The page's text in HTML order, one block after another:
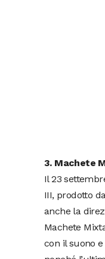
3. Machete
Il 23
III, prodotto
anche la
Machete
con il suono